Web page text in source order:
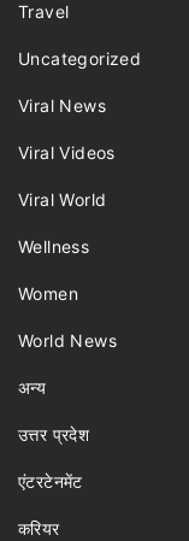
Travel
Uncategorized
Viral News
Viral Videos
Viral World
Wellness
Women
World News
अन्य
उत्तर प्रदेश
एंटरटेनमेंट
करियर